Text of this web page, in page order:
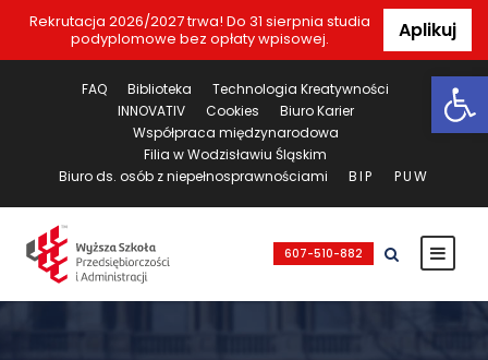
Rekrutacja 2026/2027 trwa! Do 31 sierpnia studia
podyplomowe bez opłaty wpisowej.
Aplikuj
FAQ Biblioteka
Technologia Kreatywności
INNOVATIV
Cookies
Biuro Karier
Współpraca międzynarodowa
Filia w Wodzisławiu Śląskim
Biuro ds. osób z niepełnosprawnościami
BIP PUW
607-510-882